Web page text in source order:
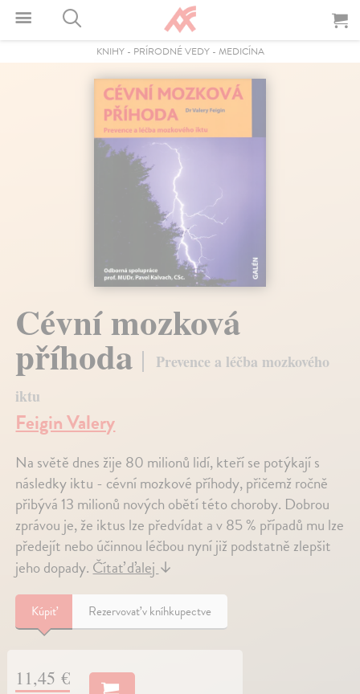
KNIHY- PRÍRODNÉ VEDY- MEDICÍNA
Cévní mozková
příhoda
Prevence a léčba mozkového
iktu
Feigin Valery
Na světě dnes žije 80 milionů lidí, kteří se potýkají s
následky iktu - cévní mozkové příhody, přičemž ročně
přibývá 13 milionů nových obětí této choroby. Dobrou
zprávou je, že iktus lze předvídat a v 85 % případů mu lze
předejít nebo účinnou léčbou nyní již podstatně zlepšit
jeho dopady.Čítať ďalej↓
Kúpiť Rezervovať v kníhkupectve
11,45 €